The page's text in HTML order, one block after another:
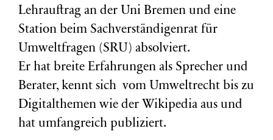
Lehrauftrag an der Uni Bremen und eine
Station beim Sachverständigenrat für
Umweltfragen (SRU) absolviert.
Er hat breite Erfahrungen als Sprecher und
Berater, kennt sich vom Umweltrecht bis zu
Digitalthemen wie der Wikipedia aus und
hat umfangreich publiziert.